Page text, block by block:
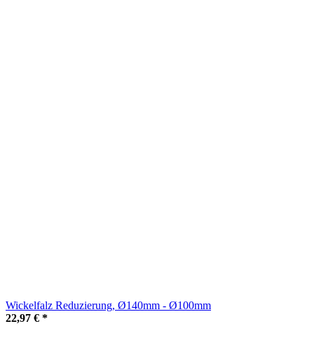
Wickelfalz Reduzierung, Ø140mm - Ø100mm
22,97 € *